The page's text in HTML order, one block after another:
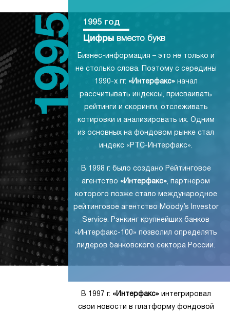
1995 год
Цифры вместо букв
Бизнес-информация – это не только и
не столько слова. Поэтому с середины
1990-х гг. «Интерфакс»начал
рассчитывать индексы, присваивать
рейтинги и скоринги, отслеживать
котировки и анализировать их. Одним
из основных на фондовом рынке стал
индекс «РТС-Интерфакс».
В 1998 г. было создано Рейтинговое
агентство «Интерфакс», партнером
которого позже стало международное
рейтинговое агентство Moody’s Investor
Service. Рэнкинг крупнейших банков
«Интерфакс-100» позволил определять
лидеров банковского сектора России.
В 1997 г. «Интерфакс»интегрировал
свои новости в платформу фондовой